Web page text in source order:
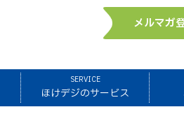
メルマガ
SERVICE
ほけデジのサービス